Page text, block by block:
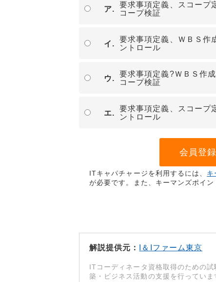
ストレージ
通信サービス
仮想化
Web構築
ストレージ
通信サー
仮想化
Web構築
ア.
要求事項定義、スコープ
コープ検証
イ.
要求事項定義、ＷＢＳ作
ントロール
ウ.
要求事項定義?ＷＢＳ作
コープ検証
エ.
要求事項定義、スコープ
ントロール
会員登
ITキャパチャージを利用するには、 キ
が必要です。また、キーマンズポイ
解説提供元： I＆Iファーム東京
ITコーディネータ資格取得のための
築・ビジネス活動の支援を行ってい